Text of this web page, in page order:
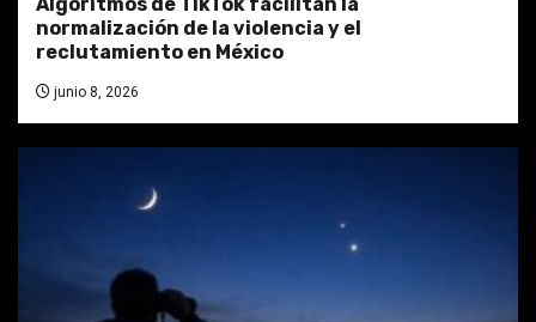
normalización de la violencia y el
reclutamiento en México
junio 8, 2026